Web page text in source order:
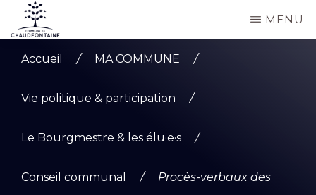
Passer
au
contenu
commune
MENU
Accueil / MA COMMUNE /
Vie politique & participation /
Le Bourgmestre & les élu·e·s /
Conseil communal / Procès-verbaux des